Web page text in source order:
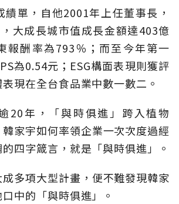
績單，自他2001年上任董事長，
大成長城市值成長金額達403億
報酬率為793％；而至今年第一
為0.54元；ESG構面表現則獲評
現在全台食品業中數一數二。
20年，「與時俱進」跨入植物
家宇如何率領企業一次次度過經
四字箴言，就是「與時俱進」。
多項大型計畫，便不難發現韓家
中的「與時俱進」。